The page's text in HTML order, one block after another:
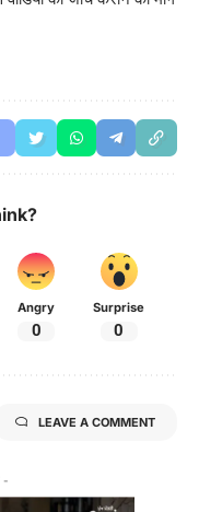
Angry
0
Surprise
0
LEAVE A COMMENT
-